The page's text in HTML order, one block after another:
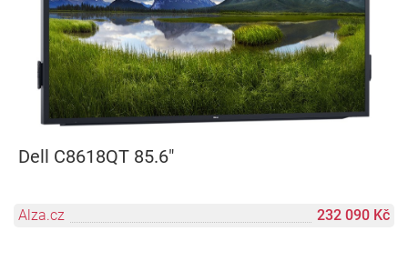
Dell C8618QT 85.6"
Alza.cz 232 090 Kč